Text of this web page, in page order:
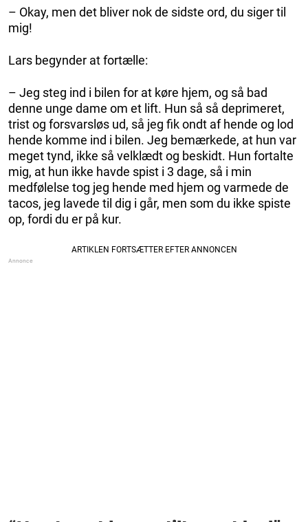
– Okay, men det bliver nok de sidste ord, du siger til
mig!
Lars begynder at fortælle:
– Jeg steg ind i bilen for at køre hjem, og så bad
denne unge dame om et lift. Hun så så deprimeret,
trist og forsvarsløs ud, så jeg fik ondt af hende og lod
hende komme ind i bilen. Jeg bemærkede, at hun var
meget tynd, ikke så velklædt og beskidt. Hun fortalte
mig, at hun ikke havde spist i 3 dage, så i min
medfølelse tog jeg hende med hjem og varmede de
tacos, jeg lavede til dig i går, men som du ikke spiste
op, fordi du er på kur.